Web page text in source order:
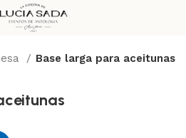
Base larga para aceitunas